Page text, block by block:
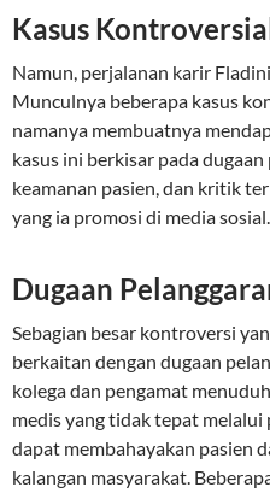
Kasus
Namun, perjalanan karir
Munculnya beberapa kasus
namanya membuatnya
kasus ini berkisar pada
keamanan pasien, dan kritik
yang ia promosi di media sosial.
Dugaan
Sebagian besar kontroversi
berkaitan dengan dugaan
kolega dan pengamat
medis yang tidak tepat
dapat membahayakan pasien
kalangan masyarakat.